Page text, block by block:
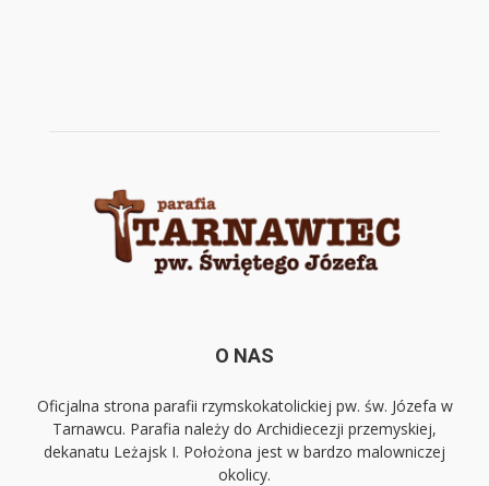
O NAS
Oficjalna strona parafii rzymskokatolickiej pw. św. Józefa w
Tarnawcu. Parafia należy do Archidiecezji przemyskiej,
dekanatu Leżajsk I. Położona jest w bardzo malowniczej
okolicy.